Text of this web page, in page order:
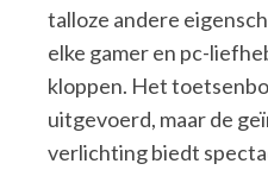
talloze andere
elke gamer en pc-
kloppen. Het
uitgevoerd, maar de
verlichting biedt